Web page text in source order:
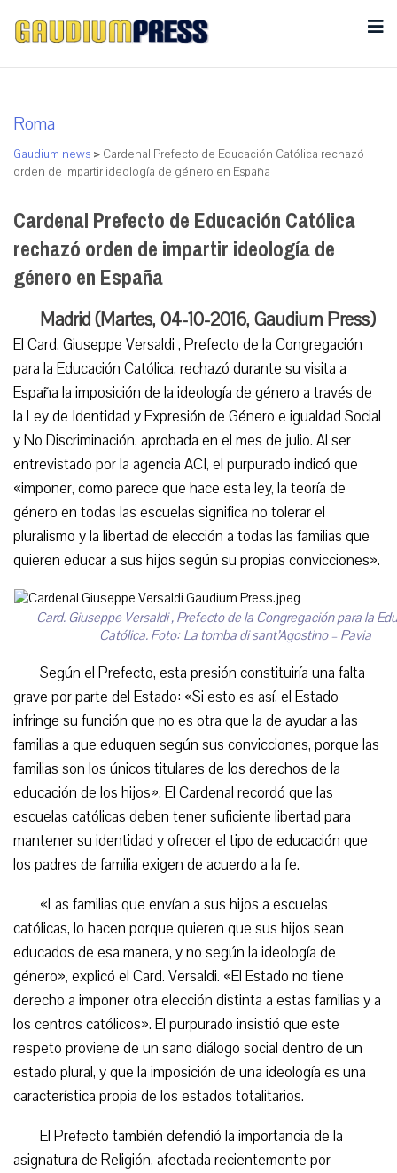
Roma
Gaudium news > Cardenal Prefecto de Educación Católica rechazó
orden de impartir ideología de género en España
Cardenal Prefecto de Educación Católica
rechazó orden de impartir ideología de
género en España
Madrid (Martes, 04-10-2016, Gaudium Press)
El Card. Giuseppe Versaldi , Prefecto de la Congregación
para la Educación Católica, rechazó durante su visita a
España la imposición de la ideología de género a través de
la Ley de Identidad y Expresión de Género e igualdad Social
y No Discriminación, aprobada en el mes de julio. Al ser
entrevistado por la agencia ACI, el purpurado indicó que
«imponer, como parece que hace esta ley, la teoría de
género en todas las escuelas significa no tolerar el
pluralismo y la libertad de elección a todas las familias que
quieren educar a sus hijos según su propias convicciones».
Card. Giuseppe Versaldi , Prefecto de la Congregación para la
Católica. Foto: La tomba di sant’Agostino – Pavia
Según el Prefecto, esta presión constituiría una falta
grave por parte del Estado: «Si esto es así, el Estado
infringe su función que no es otra que la de ayudar a las
familias a que eduquen según sus convicciones, porque las
familias son los únicos titulares de los derechos de la
educación de los hijos». El Cardenal recordó que las
escuelas católicas deben tener suficiente libertad para
mantener su identidad y ofrecer el tipo de educación que
los padres de familia exigen de acuerdo a la fe.
«Las familias que envían a sus hijos a escuelas
católicas, lo hacen porque quieren que sus hijos sean
educados de esa manera, y no según la ideología de
género», explicó el Card. Versaldi. «El Estado no tiene
derecho a imponer otra elección distinta a estas familias y a
los centros católicos». El purpurado insistió que este
respeto proviene de un sano diálogo social dentro de un
estado plural, y que la imposición de una ideología es una
característica propia de los estados totalitarios.
El Prefecto también defendió la importancia de la
asignatura de Religión, afectada recientemente por